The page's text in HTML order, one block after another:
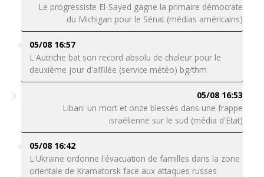
Le progressiste El-Sayed gagne la primaire démocrate
du Michigan pour le Sénat (médias américains)
05/08 16:57
L'Autriche bat son record absolu de chaleur pour le
deuxième jour d'affilée (service météo) bg/thm
05/08 16:53
Liban: un mort et onze blessés dans une frappe
israélienne sur le sud (média d'Etat)
05/08 16:42
L'Ukraine ordonne l'évacuation de familles dans la zone
orientale de Kramatorsk face aux attaques russes